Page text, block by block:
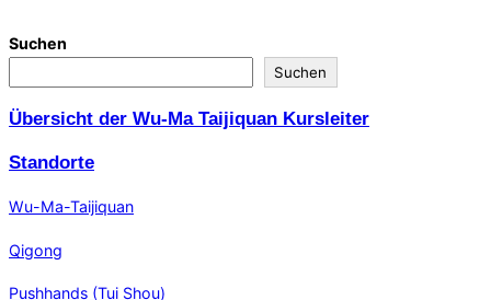
Suchen
Suchen
Übersicht der Wu-Ma Taijiquan Kursleiter
Standorte
Wu-Ma-Taijiquan
Qigong
Pushhands (Tui Shou)